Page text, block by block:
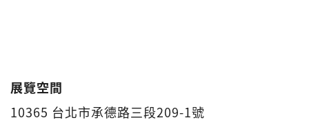
展覽空間
10365 台北市承德路三段209-1號